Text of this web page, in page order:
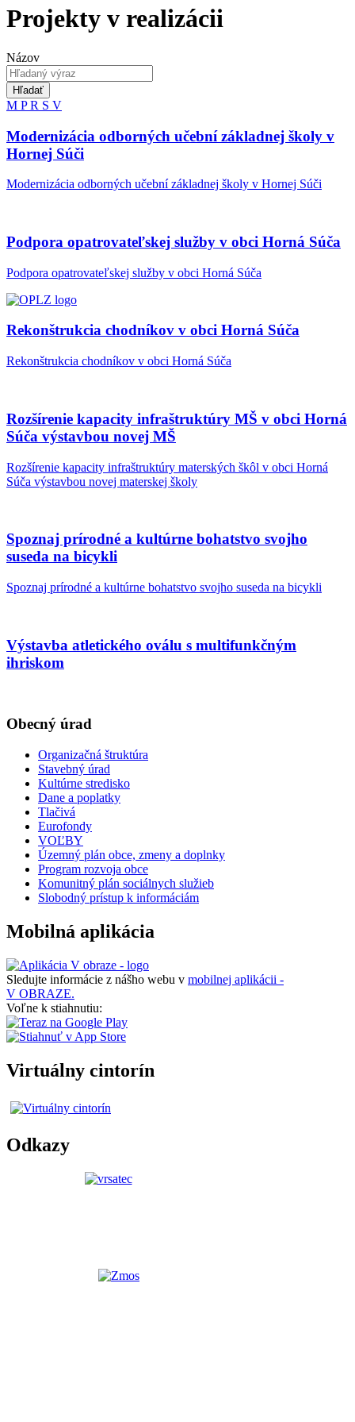
Projekty v realizácii
Názov
Hľadať
M PR S V
Modernizácia odborných učební základnej školy v
Hornej Súči
Modernizácia odborných učební základnej školy v Hornej Súči
Podpora opatrovateľskej služby v obci Horná Súča
Podpora opatrovateľskej služby v obci Horná Súča
Rekonštrukcia chodníkov v obci Horná Súča
Rekonštrukcia chodníkov v obci Horná Súča
Rozšírenie kapacity infraštruktúry MŠ v obci Horná
Súča výstavbou novej MŠ
Rozšírenie kapacity infraštruktúry materských škôl v obci Horná
Súča výstavbou novej materskej školy
Spoznaj prírodné a kultúrne bohatstvo svojho
suseda na bicykli
Spoznaj prírodné a kultúrne bohatstvo svojho suseda na bicykli
Výstavba atletického oválu s multifunkčným
ihriskom
Obecný úrad
Organizačná štruktúra
Stavebný úrad
Kultúrne stredisko
Dane a poplatky
Tlačivá
Eurofondy
VOĽBY
Územný plán obce, zmeny a doplnky
Program rozvoja obce
Komunitný plán sociálnych služieb
Slobodný prístup k informáciám
Mobilná aplikácia
Sledujte informácie z nášho webu v mobilnej aplikácii -
V OBRAZE.
Voľne k stiahnutiu:
Virtuálny cintorín
Odkazy